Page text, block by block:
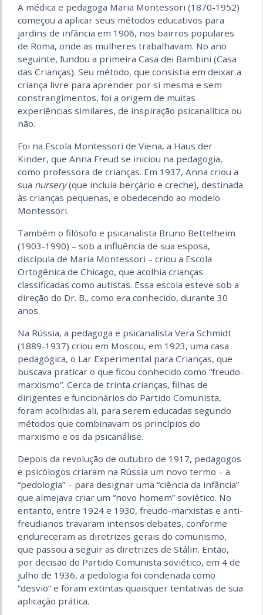
A médica e pedagoga Maria Mon­tessori (1870-1952)
começou a aplicar seus métodos educativos para
jardins de infância em 1906, nos bairros populares
de Roma, onde as mulheres trabalhavam. No ano
seguinte, fundou a primeira Casa dei Bambini (Casa
das Crianças). Seu método, que consistia em deixar a
criança livre para aprender por si mesma e sem
constrangimentos, foi a origem de muitas
experiências similares, de inspiração psicanalítica ou
não.
Foi na Escola Montessori de Viena, a Haus der
Kinder, que Anna Freud se iniciou na pedagogia,
como professora de crianças. Em 1937, Anna criou a
sua nursery(que incluía berçário e creche), destinada
às crianças pequenas, e obedecendo ao modelo
Montessori.
Também o filósofo e psicanalista Bruno Bettelheim
(1903-1990) – sob a influência de sua esposa,
discípula de Maria Montessori – criou a Escola
Ortogênica de Chicago, que acolhia crianças
classificadas como autistas. Essa escola esteve sob a
direção do Dr. B., como era conhecido, durante 30
anos.
Na Rússia, a pedagoga e psicanalista Vera Schmidt
(1889-1937) criou em Moscou, em 1923, uma casa
pedagógica, o Lar Experimental para Crianças, que
buscava praticar o que ficou conhecido como “freudo-
marxismo”. Cerca de trinta crianças, filhas de
dirigentes e funcionários do Partido Comunista,
foram acolhidas ali, para serem educadas segundo
métodos que combinavam os princípios do
marxismo e os da psicanálise.
Depois da revolução de outubro de 1917, pedagogos
e psicólogos criaram na Rússia um novo termo – a
“pedologia” – para designar uma “ciência da infância”
que almejava criar um “novo homem” soviético. No
entanto, entre 1924 e 1930, freudo-marxistas e anti-
freudianos travaram intensos debates, conforme
endureceram as diretrizes gerais do comunismo,
que passou a seguir as diretrizes de Stálin. Então,
por decisão do Partido Comunista soviético, em 4 de
julho de 1936, a pedologia foi condenada como
“desvio” e foram extintas quaisquer tentativas de sua
aplicação prática.